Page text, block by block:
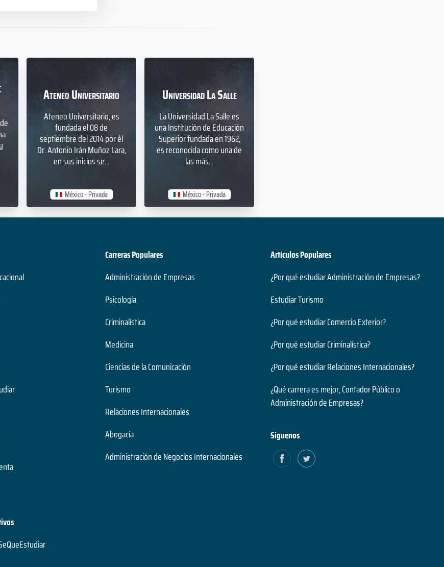
México - Privada
Ateneo Universitario
Ateneo Universitario, es
fundada el 08 de
septiembre del 2014 por él
Dr. Antonio Irán Muñoz Lara,
en sus inicios se...
México - Privada
Universidad La Salle
La Universidad La Salle es
una Institución de Educación
Superior fundada en 1962,
es reconocida como una de
las más...
Carreras Populares
Administración de Empresas
Psicología
Criminalística
Medicina
Ciencias de la Comunicación
Turismo
Relaciones Internacionales
Abogacía
Administración de Negocios Internacionales
Artículos Populares
¿Por qué estudiar Administración de Empresas?
Estudiar Turismo
¿Por qué estudiar Comercio Exterior?
¿Por qué estudiar Criminalística?
¿Por qué estudiar Relaciones Internacionales?
¿Qué carrera es mejor, Contador Público o
Administración de Empresas?
Siguenos